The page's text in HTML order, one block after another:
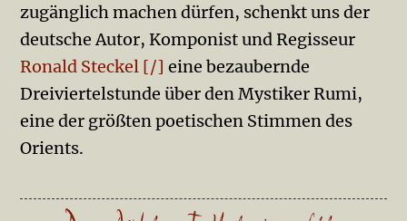
zugänglich machen dürfen, schenkt uns der
deutsche Autor, Komponist und Regisseur
Ronald Steckel [/] eine bezaubernde
Dreiviertelstunde über den Mystiker Rumi,
eine der größten poetischen Stimmen des
Orients.